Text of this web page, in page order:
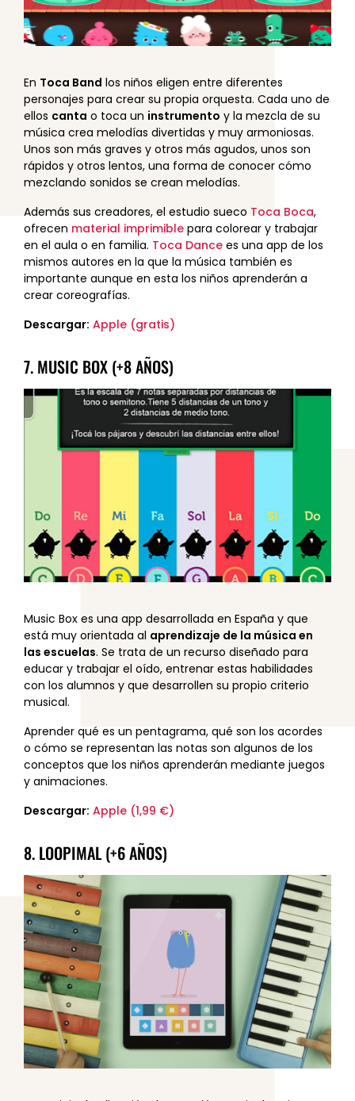
En Toca Band los niños eligen entre diferentes
personajes para crear su propia orquesta. Cada uno de
ellos canta o toca un instrumento y la mezcla de su
música crea melodías divertidas y muy armoniosas.
Unos son más graves y otros más agudos, unos son
rápidos y otros lentos, una forma de conocer cómo
mezclando sonidos se crean melodías.
Además sus creadores, el estudio sueco Toca Boca,
ofrecen material imprimible para colorear y trabajar
en el aula o en familia. Toca Dance es una app de los
mismos autores en la que la música también es
importante aunque en esta los niños aprenderán a
crear coreografías.
Descargar: Apple (gratis)
7. MUSIC BOX (+8 AÑOS)
Music Box es una app desarrollada en España y que
está muy orientada al aprendizaje de la música en
las escuelas. Se trata de un recurso diseñado para
educar y trabajar el oído, entrenar estas habilidades
con los alumnos y que desarrollen su propio criterio
musical.
Aprender qué es un pentagrama, qué son los acordes
o cómo se representan las notas son algunos de los
conceptos que los niños aprenderán mediante juegos
y animaciones.
Descargar: Apple (1,99 €)
8. LOOPIMAL (+6 AÑOS)